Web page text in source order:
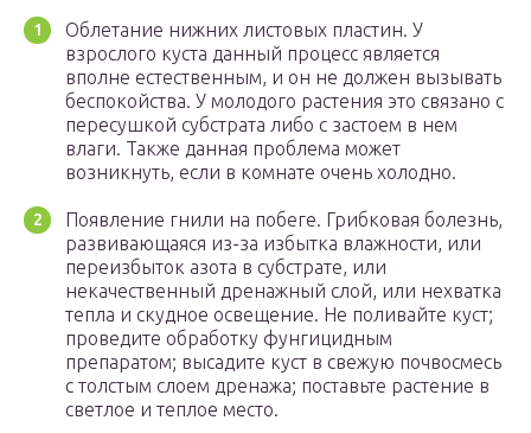
Облетание нижних листовых пластин. У
взрослого куста данный процесс является
вполне естественным, и он не должен вызывать
беспокойства. У молодого растения это связано с
пересушкой субстрата либо с застоем в нем
влаги. Также данная проблема может
возникнуть, если в комнате очень холодно.
Появление гнили на побеге. Грибковая болезнь,
развивающаяся из-за избытка влажности, или
переизбыток азота в субстрате, или
некачественный дренажный слой, или нехватка
тепла и скудное освещение. Не поливайте куст;
проведите обработку фунгицидным
препаратом; высадите куст в свежую почвосмесь
с толстым слоем дренажа; поставьте растение в
светлое и теплое место.